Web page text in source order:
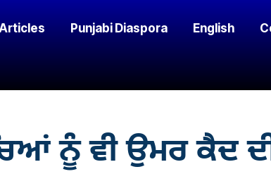
Punjabi Diaspora English
ਨੂੰ ਵੀ ਉਮਰ ਕੈਦ